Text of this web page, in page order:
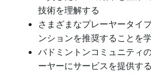
技術を理解する
さまざまなプレーヤータイ
ンションを推奨することを
バドミントンコミュニティ
ーヤーにサービスを提供す